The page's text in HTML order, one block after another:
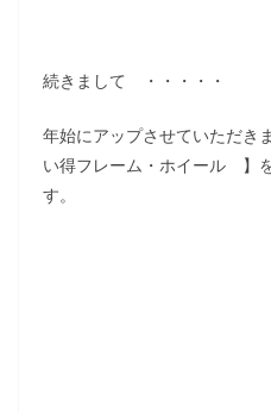
続きまして ・・・・・
年始にアップさせていただ
い得フレーム・ホイール 】
す。